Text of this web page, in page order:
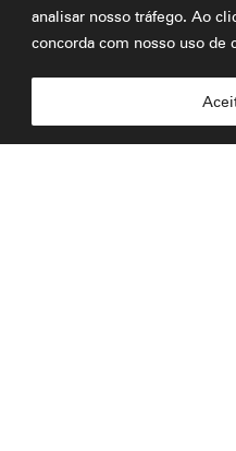
analisar nosso tráfego. Ao
concorda com nosso uso de
Acervos